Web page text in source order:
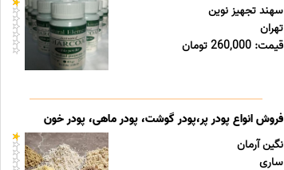
سهند تجهیز نوین
تهران
قیمت: 260,000 تومان
فروش انواع پودر پر،پودر گوشت، پودر ماهی، پودر خون
نگین آرمان
ساری